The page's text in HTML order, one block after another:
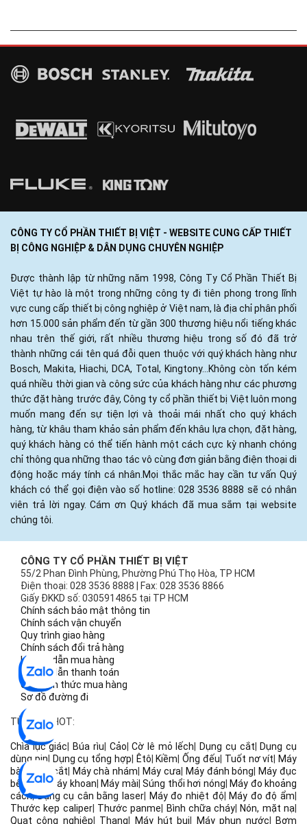
CÔNG TY CỔ PHẦN THIẾT BỊ VIỆT - WEBSITE CUNG CẤP THIẾT
BỊ CÔNG NGHIỆP & DÂN DỤNG CHUYÊN NGHIỆP
Được thành lập từ những năm 1998, Công Ty Cổ Phần Thiết Bị
Việt tự hào là một trong những công ty đi tiên phong trong lĩnh
vực cung cấp thiết bị công nghiệp ở Việt nam, là địa chỉ phân phối
hơn 15.000 sản phẩm đến từ gần 300 thương hiệu nổi tiếng khác
nhau trên thế giới, rất nhiều thương hiệu trong số đó đã trở
thành những cái tên quá đỗi quen thuộc với quý khách hàng như
Bosch, Makita, Hiachi, DCA, Total, Kingtony...Không còn tốn kém
quá nhiều thời gian và công sức của khách hàng như các phương
thức đặt hàng trước đây, Công ty cổ phần thiết bị Việt luôn mong
muốn mang đến sự tiện lợi và thoải mái nhất cho quý khách
hàng, từ khâu tham khảo sản phẩm đến khâu lựa chọn, đặt hàng,
quý khách hàng có thể tiến hành một cách cực kỳ nhanh chóng
chỉ thông qua những thao tác vô cùng đơn giản bằng điện thoại di
động hoặc máy tính cá nhân.Mọi thắc mắc hay cần tư vấn Quý
khách có thể gọi điện vào số hotline: 028 3536 8888 sẽ có nhân
viên trả lời ngay. Cám ơn Quý khách đã mua sắm tại website
chúng tôi.
CÔNG TY CỔ PHẦN THIẾT BỊ VIỆT
55/2 Phan Đình Phùng, Phường Phú Thọ Hòa, TP HCM
Điện thoại: 028 3536 8888 | Fax: 028 3536 8866
Giấy ĐKKD số: 0305914865 tại TP HCM
Chính sách bảo mật thông tin
Chính sách vận chuyển
Quy trình giao hàng
Chính sách đổi trả hàng
Hướng dẫn mua hàng
Hướng dẫn thanh toán
Các hình thức mua hàng
Sơ đồ đường đi
TỪ KHÓA HOT:
Chìa lục giác Búa rìu Cảo |Cờ lê mỏ lếch Dụng cụ cắt
Dụng cụ
dùng pin| Dụng cụ tổng hợp Êtô Kiềm |Ống đếu Tuốt nơ vít
Máy
bào|Máy cắt Máy chà nhám Máy cưa| Máy đánh bóng
Máy đục
bê tông|Máy khoan Máy mài Súng thổi hơi nóng Máy đo khoảng
cách|Dụng cụ cân bằng laser Máy đo nhiệt độ Máy đo độ ẩm
Thước kẹp caliper| Thước panme Bình chữa cháy Nón, mặt nạ
Quạt công nghiệp
Thang Máy hút bụi Máy phun nước Bơm